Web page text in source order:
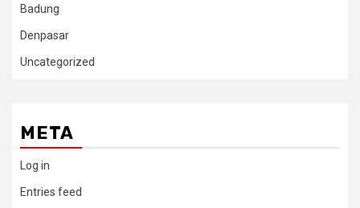
Badung
Denpasar
Uncategorized
META
Log in
Entries feed